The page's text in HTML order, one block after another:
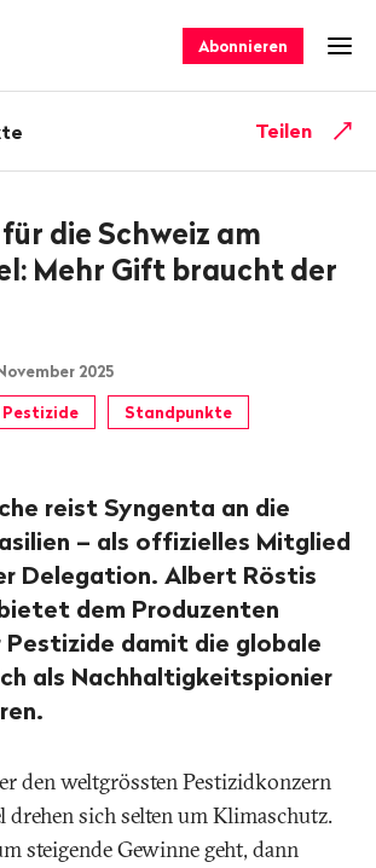
Abonnieren
Teilen
die Schweiz am
Mehr Gift braucht der
2025
Pestizide Standpunkte
reist Syngenta an die
– als offizielles Mitglied
Delegation. Albert Röstis
dem Produzenten
damit die globale
als Nachhaltigkeitspionier
den weltgrössten Pestizidkonzern
drehen sich selten um Klimaschutz.
steigende Gewinne geht, dann